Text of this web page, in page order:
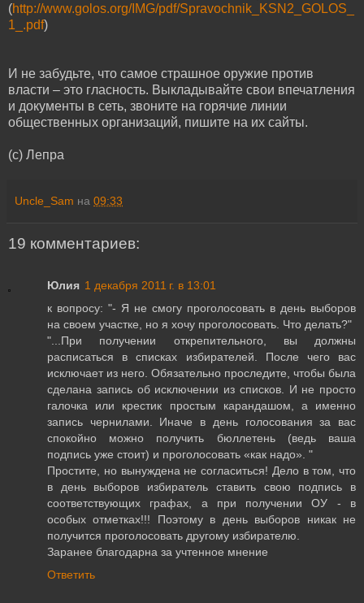
(http://www.golos.org/IMG/pdf/Spravochnik_KSN2_GOLOS_
1_.pdf)
И не забудьте, что самое страшное оружие против
власти – это гласность. Выкладывайте свои впечатления
и документы в сеть, звоните на горячие линии
общественных организаций, пишите на их сайты.
(c) Лепра
Uncle_Sam на 09:33
19 комментариев:
Юлия 1 декабря 2011 г. в 13:01
к вопросу: "- Я не смогу проголосовать в день выборов
на своем участке, но я хочу проголосовать. Что делать?"
"...При получении открепительного, вы должны
расписаться в списках избирателей. После чего вас
исключает из него. Обязательно проследите, чтобы была
сделана запись об исключении из списков. И не просто
галочка или крестик простым карандашом, а именно
запись чернилами. Иначе в день голосования за вас
спокойно можно получить бюллетень (ведь ваша
подпись уже стоит) и проголосовать «как надо». "
Простите, но вынуждена не согласиться! Дело в том, что
в день выборов избиратель ставить свою подпись в
соответствующих графах, а при получении ОУ - в
особых отметках!!! Поэтому в день выборов никак не
получится проголосовать другому избирателю.
Заранее благодарна за учтенное мнение
Ответить